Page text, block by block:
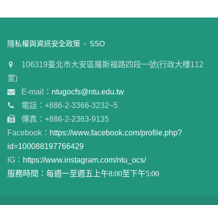
:::
隱私權與資訊安全政策 SSO
106319臺北市大安區羅斯福路四段一號(行政大樓112
室)
E-mail： ntugocfs@ntu.edu.tw
電話：+886-2-3366-3232~5
傳真：+886-2-2363-9135
Facebook： https://www.facebook.com/profile.php?
id=100088197766429
IG： https://www.instagram.com/ntu_ocs/
服務時間：每週一至週五上午8:00至下午5:00